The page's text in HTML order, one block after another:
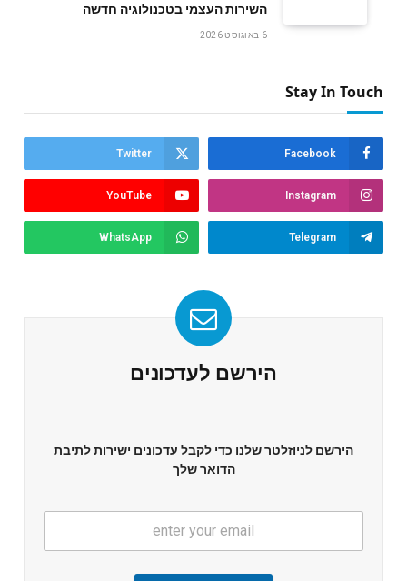
השירות העצמי בטכנולוגיה חדשה
6 באוגוסט 2026
Stay In Touch
Facebook
Twitter
Instagram
YouTube
Telegram
WhatsApp
הירשם לעדכונים
הירשם לניוזלטר שלנו כדי לקבל עדכונים ישירות לתיבת
הדואר שלך